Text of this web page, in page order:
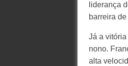
liderança
barreira
Já a
nono.
alta